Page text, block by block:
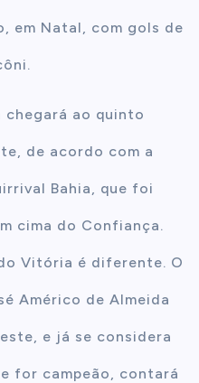
em Natal, com gols de
ao quinto
de acordo com a
Bahia, que foi
cima do Confiança.
Vitória é diferente. O
Américo de Almeida
e já se considera
for campeão, contará